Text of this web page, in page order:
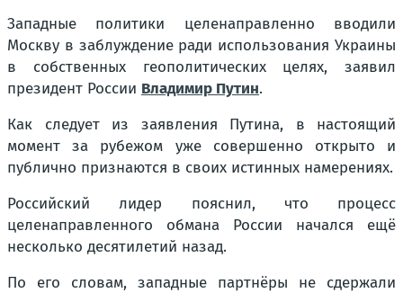
Западные политики целенаправленно вводили
Москву в заблуждение ради использования Украины
в собственных геополитических целях, заявил
президент России Владимир Путин.
Как следует из заявления Путина, в настоящий
момент за рубежом уже совершенно открыто и
публично признаются в своих истинных намерениях.
Российский лидер пояснил, что процесс
целенаправленного обмана России начался ещё
несколько десятилетий назад.
По его словам, западные партнёры не сдержали